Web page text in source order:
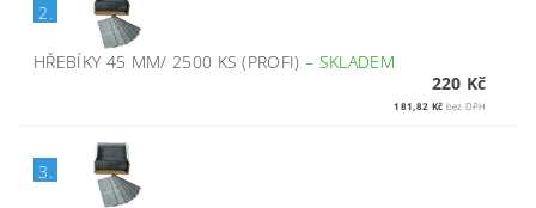
2.
HŘEBÍKY 45 MM/ 2500 KS (PROFI)– SKLADEM
220 Kč
181,82 Kč bez DPH
3.